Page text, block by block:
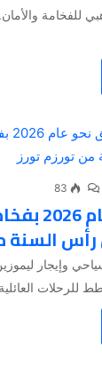
للفخامة
83
انطلق
السنة
وإيجار